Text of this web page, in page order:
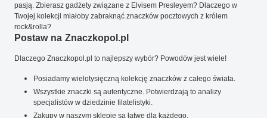
pasją. Zbierasz gadżety związane z Elvisem Presleyem? Dlaczego w
Twojej kolekcji miałoby zabraknąć znaczków pocztowych z królem
rock&rolla?
Postaw na Znaczkopol.pl
Dlaczego Znaczkopol.pl to najlepszy wybór? Powodów jest wiele!
Posiadamy wielotysięczną kolekcję znaczków z całego świata.
Wszystkie znaczki są autentyczne. Potwierdzają to analizy
specjalistów w dziedzinie filatelistyki.
Zakupy w naszym sklepie są łatwe dla każdego.